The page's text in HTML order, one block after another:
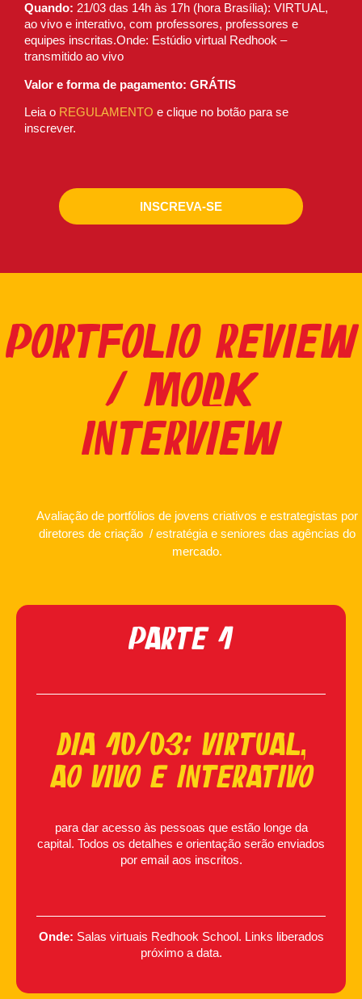
Quando: 21/03 das 14h às 17h (hora Brasília): VIRTUAL,
ao vivo e interativo, com professores, professores e
equipes inscritas.Onde: Estúdio virtual Redhook –
transmitido ao vivo
Valor e forma de pagamento: GRÁTIS
Leia o REGULAMENTO e clique no botão para se
inscrever.
INSCREVA-SE
PORTFOLIO REVIEW
/ MOCK
INTERVIEW
Avaliação de portfólios de jovens criativos e estrategistas por
diretores de criação / estratégia e seniores das agências do
mercado.
Parte 1
Dia 10/03: Virtual,
ao vivo e interativo
para dar acesso às pessoas que estão longe da
capital. Todos os detalhes e orientação serão enviados
por email aos inscritos.
Onde: Salas virtuais Redhook School. Links liberados
próximo a data.